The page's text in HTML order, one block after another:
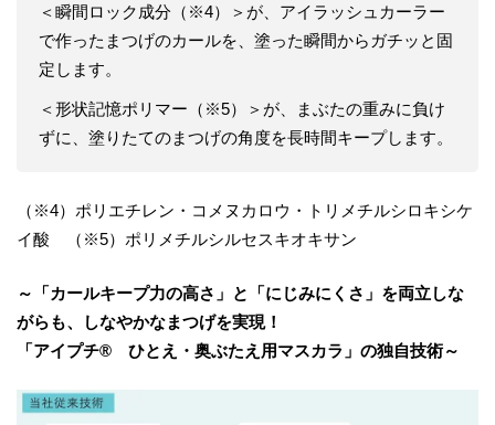
＜瞬間ロック成分（※4）＞が、アイラッシュカーラー
で作ったまつげのカールを、塗った瞬間からガチッと固
定します。
＜形状記憶ポリマー（※5）＞が、まぶたの重みに負け
ずに、塗りたてのまつげの角度を長時間キープします。
（※4）ポリエチレン・コメヌカロウ・トリメチルシロキシケ
イ酸 （※5）ポリメチルシルセスキオキサン
～「カールキープ力の高さ」と「にじみにくさ」を両立しな
がらも、しなやかなまつげを実現！
「アイプチ® ひとえ・奥ぶたえ用マスカラ」の独自技術～